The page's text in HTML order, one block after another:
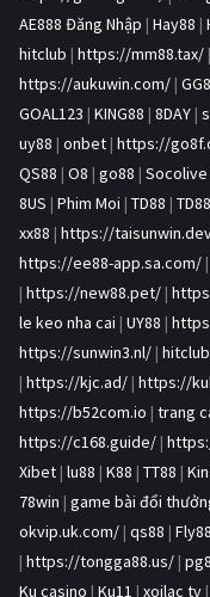
AE888 Đăng Nhập | Hay88 |
hitclub | https://mm88.tax/ |
https://aukuwin.com/ |
GOAL123 | KING88 | 8DAY |
uy88 | onbet | https://
QS88 | O8 | go88 | Socolive
8US | Phim Moi | TD88 | TD88
xx88 | https://
https://ee88-app.sa.com/ |
| https://new88.pet/ |
le keo nha cai | UY88 |
https://sunwin3.nl/ | hitclub
| https://kjc.ad/ | https://
https://b52com.io | trang
https://c168.guide/ |
Xibet | lu88 | K88 | TT88 |
78win | game bài đổi
okvip.uk.com/ | qs88 | Fly88
| https://tongga88.us/ |
Ku casino | Ku11 | xoilac tv |